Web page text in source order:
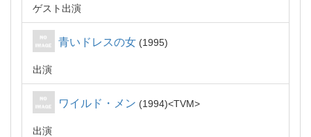
ゲスト出演
青いドレスの女 1995
出演
ワイルド・メン 1994 TVM
出演